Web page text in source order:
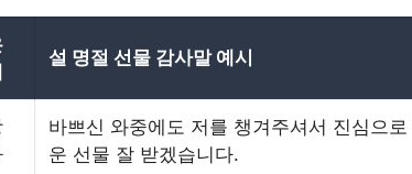
설 명절 선물 감사말 예시
바쁘신 와중에도 저를 챙겨주셔서 진심으
운 선물 잘 받겠습니다.